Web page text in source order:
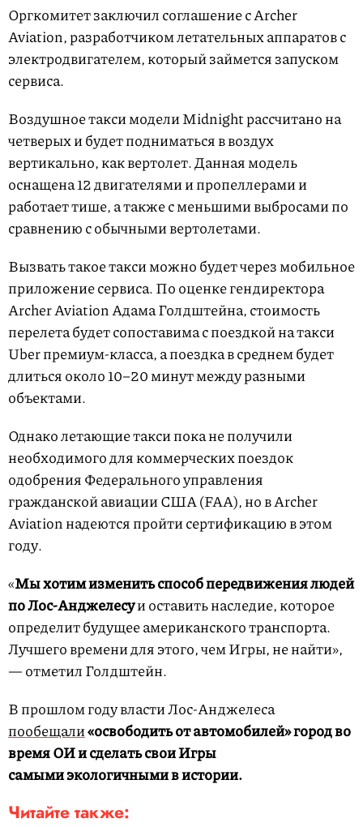
Оргкомитет заключил соглашение с Archer
Aviation, разработчиком летательных аппаратов с
электродвигателем, который займется запуском
сервиса.
Воздушное такси модели Midnight рассчитано на
четверых и будет подниматься в воздух
вертикально, как вертолет. Данная модель
оснащена 12 двигателями и пропеллерами и
работает тише, а также с меньшими выбросами по
сравнению с обычными вертолетами.
Вызвать такое такси можно будет через мобильное
приложение сервиса. По оценке гендиректора
Archer Aviation Адама Голдштейна, стоимость
перелета будет сопоставима с поездкой на такси
Uber премиум-класса, а поездка в среднем будет
длиться около 10–20 минут между разными
объектами.
Однако летающие такси пока не получили
необходимого для коммерческих поездок
одобрения Федерального управления
гражданской авиации США (FAA), но в Archer
Aviation надеются пройти сертификацию в этом
году.
«Мы хотим изменить способ передвижения людей
по Лос-Анджелесуи оставить наследие, которое
определит будущее американского транспорта.
Лучшего времени для этого, чем Игры, не найти»,
— отметил Голдштейн.
В прошлом году власти Лос-Анджелеса
пообещали«освободить от автомобилей» город во
время ОИ и сделать свои Игры
самыми экологичными в истории.
Читайте также: